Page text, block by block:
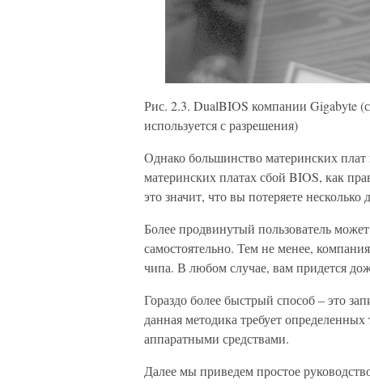
Рис. 2.3. DualBIOS компании Gigabyte
используется с разрешения)
Однако большинство материнских
материнских платах сбой BIOS, как
это значит, что вы потеряете
Более продвинутый пользователь
самостоятельно. Тем не менее,
чипа. В любом случае, вам придется
Гораздо более быстрый способ – это
данная методика требует
аппаратными средствами.
Далее мы приведем простое